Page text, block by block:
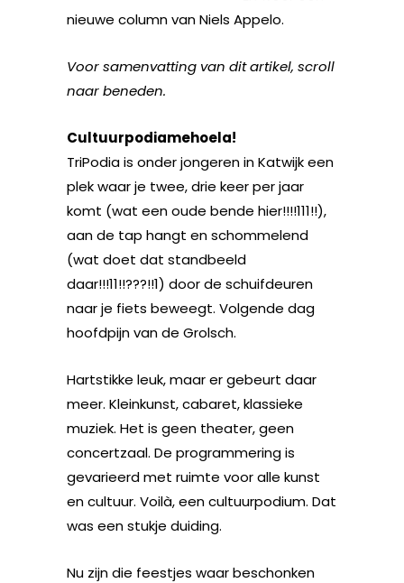
nieuwe column van Niels Appelo.
Voor samenvatting van dit artikel, scroll
naar beneden.
Cultuurpodiamehoela!
TriPodia is onder jongeren in Katwijk een
plek waar je twee, drie keer per jaar
komt (wat een oude bende hier!!!!111!!),
aan de tap hangt en schommelend
(wat doet dat standbeeld
daar!!!11!!???!!1) door de schuifdeuren
naar je fiets beweegt. Volgende dag
hoofdpijn van de Grolsch.
Hartstikke leuk, maar er gebeurt daar
meer. Kleinkunst, cabaret, klassieke
muziek. Het is geen theater, geen
concertzaal. De programmering is
gevarieerd met ruimte voor alle kunst
en cultuur. Voilà, een cultuurpodium. Dat
was een stukje duiding.
Nu zijn die feestjes waar beschonken